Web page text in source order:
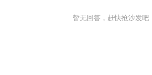
暂无回答，赶快抢沙发吧